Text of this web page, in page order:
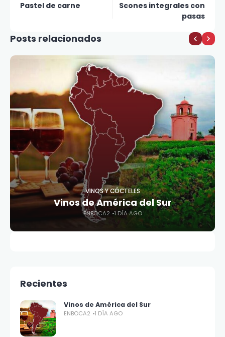
Pastel de carne
Scones integrales con
pasas
Posts relacionados
VINOS Y CÓCTELES
Vinos de América del Sur
ENBOCA2 1 DÍA AGO
Recientes
Vinos de América del Sur
ENBOCA2 1 DÍA AGO